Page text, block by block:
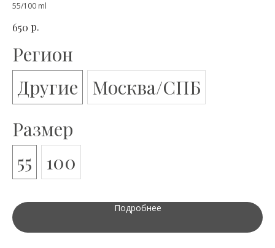
55/100 ml
650 р.
Регион
Другие
Москва/СПБ
Размер
55
100
Подробнее